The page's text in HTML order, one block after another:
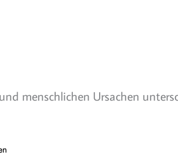
menschlichen Ursachen